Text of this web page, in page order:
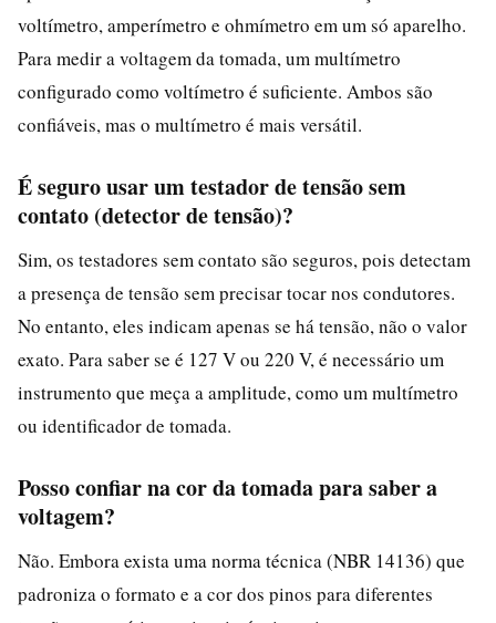
voltímetro, amperímetro e ohmímetro em um só aparelho.
Para medir a voltagem da tomada, um multímetro
configurado como voltímetro é suficiente. Ambos são
confiáveis, mas o multímetro é mais versátil.
É seguro usar um testador de tensão sem
contato (detector de tensão)?
Sim, os testadores sem contato são seguros, pois detectam
a presença de tensão sem precisar tocar nos condutores.
No entanto, eles indicam apenas se há tensão, não o valor
exato. Para saber se é 127 V ou 220 V, é necessário um
instrumento que meça a amplitude, como um multímetro
ou identificador de tomada.
Posso confiar na cor da tomada para saber a
voltagem?
Não. Embora exista uma norma técnica (NBR 14136) que
padroniza o formato e a cor dos pinos para diferentes